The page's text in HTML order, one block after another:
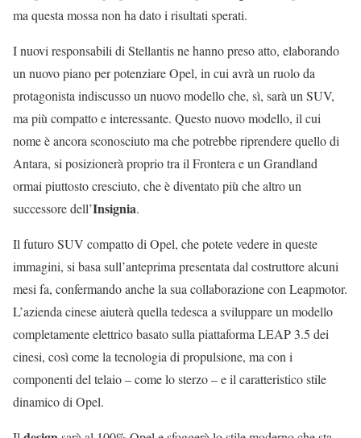
ma questa mossa non ha dato i risultati sperati.
I nuovi responsabili di Stellantis ne hanno preso atto, elaborando
un nuovo piano per potenziare Opel, in cui avrà un ruolo da
protagonista indiscusso un nuovo modello che, sì, sarà un SUV,
ma più compatto e interessante. Questo nuovo modello, il cui
nome è ancora sconosciuto ma che potrebbe riprendere quello di
Antara, si posizionerà proprio tra il Frontera e un Grandland
ormai piuttosto cresciuto, che è diventato più che altro un
successore dell’Insignia.
Il futuro SUV compatto di Opel, che potete vedere in queste
immagini, si basa sull’anteprima presentata dal costruttore alcuni
mesi fa, confermando anche la sua collaborazione con Leapmotor.
L’azienda cinese aiuterà quella tedesca a sviluppare un modello
completamente elettrico basato sulla piattaforma LEAP 3.5 dei
cinesi, così come la tecnologia di propulsione, ma con i
componenti del telaio – come lo sterzo – e il caratteristico stile
dinamico di Opel.